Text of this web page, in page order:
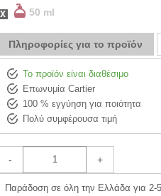
50 ml
Πληροφορίες για το προϊόν
Το προϊόν είναι διαθέσιμο
Επωνυμία Cartier
100 % εγγύηση για ποιότητα
Πολύ συμφέρουσα τιμή
- +
Παράδοση σε όλη την Ελλάδα για 2-